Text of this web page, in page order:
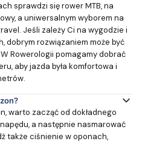
sprawdzi się rower MTB, na
a uniwersalnym wyborem na
Jeśli zależy Ci na wygodzie i
dobrym rozwiązaniem może być
Rowerologii pomagamy dobrać
aby jazda była komfortowa i
warto zacząć od dokładnego
a następnie nasmarować
także ciśnienie w oponach,